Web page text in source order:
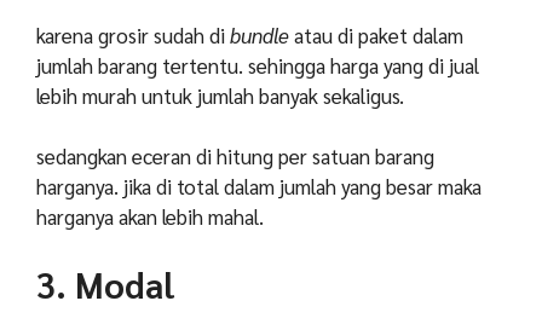
karena grosir sudah dibundleatau di paket dalam
jumlah barang tertentu. sehingga harga yang di jual
lebih murah untuk jumlah banyak sekaligus.
sedangkan eceran di hitung per satuan barang
harganya. jika di total dalam jumlah yang besar maka
harganya akan lebih mahal.
3. Modal